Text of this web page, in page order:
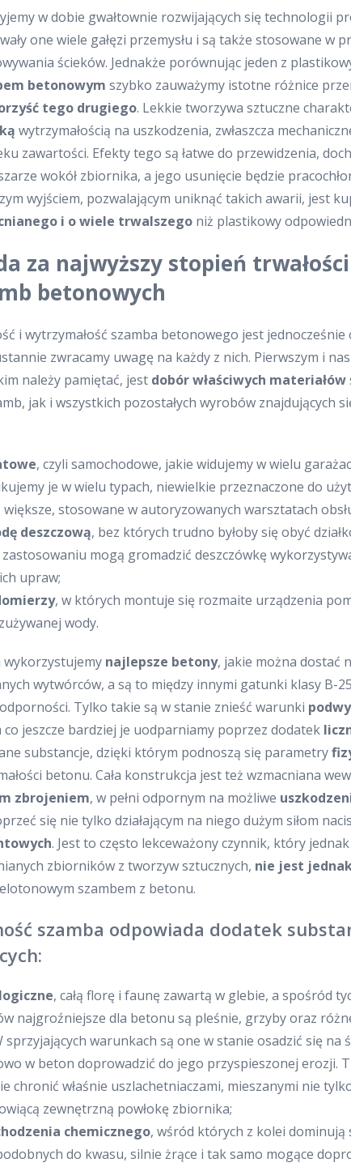
w dobie gwałtownie rozwijających się technologii
one wiele gałęzi przemysłu i są także stosowane w
ścieków. Jednakże porównując jeden z
betonowym szybko zauważymy istotne różnice
tego drugiego. Lekkie tworzywa sztuczne
wytrzymałością na uszkodzenia, zwłaszcza
zawartości. Efekty tego są łatwe do przewidzenia,
wokół zbiornika, a jego usunięcie będzie
wyjściem, pozwalającym uniknąć takich awarii, jest
i o wiele trwalszego niż plastikowy
za najwyższy stopień
betonowych
i wytrzymałość szamba betonowego jest
zwracamy uwagę na każdy z nich. Pierwszym i
należy pamiętać, jest dobór właściwych materiałów
jak i wszystkich pozostałych wyrobów znajdujących
, czyli samochodowe, jakie widujemy w wielu
je w wielu typach, niewielkie przeznaczone do
stosowane w autoryzowanych warsztatach
deszczową, bez których trudno byłoby się obyć
mogą gromadzić deszczówkę
upraw;
, w których montuje się rozmaite urządzenia
wody.
wykorzystujemy najlepsze betony, jakie można dostać
wytwórców, a są to między innymi gatunki klasy B-
Tylko takie są w stanie znieść warunki
co jeszcze bardziej je uodparniamy poprzez dodatek
substancje, dzięki którym podnoszą się parametry
betonu. Cała konstrukcja jest też wzmacniana
zbrojeniem, w pełni odpornym na możliwe
się nie tylko działającym na niego dużym siłom
. Jest to często lekceważony czynnik, który
zbiorników z tworzyw sztucznych, nie jest
szambem z betonu.
szamba odpowiada dodatek
, całą florę i faunę zawartą w glebie, a spośród
najgroźniejsze dla betonu są pleśnie, grzyby oraz
sprzyjających warunkach są one w stanie osadzić się na
w beton doprowadzić do jego przyspieszonej erozji.
chronić właśnie uszlachetniaczami, mieszanymi nie
zewnętrzną powłokę zbiornika;
chemicznego, wśród których z kolei dominują
do kwasu, silnie żrące i tak samo mogące